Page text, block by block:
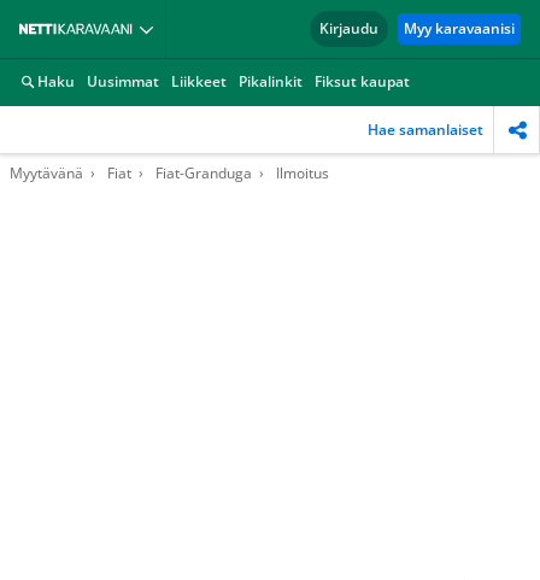
Kirjaudu Myy karavaanisi
Haku Uusimmat Liikkeet Pikalinkit Fiksut kaupat
Hae samanlaiset
Myytävänä Fiat Fiat-Granduga Ilmoitus